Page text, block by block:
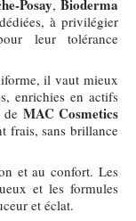
Posay,Bioderma
à privilégier
leur tolérance
il vaut mieux
enrichies en actifs
de MAC Cosmetics
frais, sans brillance
et au confort. Les
et les formules
et éclat.